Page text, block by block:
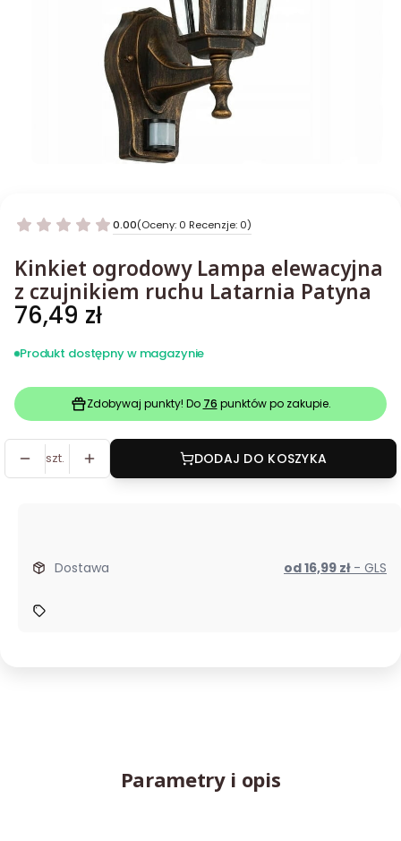
0.00(Oceny: 0 Recenzje: 0)
Kinkiet ogrodowy Lampa elewacyjna
z czujnikiem ruchu Latarnia Patyna
Cena
76,49 zł
Produkt dostępny w magazynie
Zdobywaj punkty! Do 76 punktów po zakupie.
szt. DODAJ DO KOSZYKA
Dostawa od 16,99 zł - GLS
Parametry i opis